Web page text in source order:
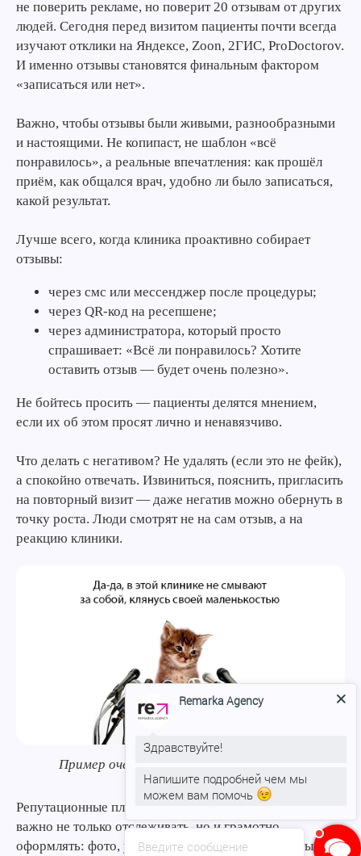
не поверить рекламе, но поверит 20 отзывам от других
людей. Сегодня перед визитом пациенты почти всегда
изучают отклики на Яндексе, Zoon, 2ГИС, ProDoctorov.
И именно отзывы становятся финальным фактором
«записаться или нет».
Важно, чтобы отзывы были живыми, разнообразными
и настоящими. Не копипаст, не шаблон «всё
понравилось», а реальные впечатления: как прошёл
приём, как общался врач, удобно ли было записаться,
какой результат.
Лучше всего, когда клиника проактивно собирает
отзывы:
через смс или мессенджер после процедуры;
через QR-код на ресепшене;
через администратора, который просто
спрашивает: «Всё ли понравилось? Хотите
оставить отзыв — будет очень полезно».
Не бойтесь просить — пациенты делятся мнением,
если их об этом просят лично и ненавязчиво.
Что делать с негативом? Не удалять (если это не фейк),
а спокойно отвечать. Извиниться, пояснить, пригласить
на повторный визит — даже негатив можно обернуть в
точку роста. Люди смотрят не на сам отзыв, а на
реакцию клиники.
Пример очень плохого отзыва (very bad)
Репутационные площадки, особенно Zoon и Яндекс,
важно не только отслеживать, но и грамотно
оформлять: фото, услуги, описание, время работы,
Введите сообщение
Remarka Agency
Здравствуйте!
Напишите подробней чем мы
можем вам помочь